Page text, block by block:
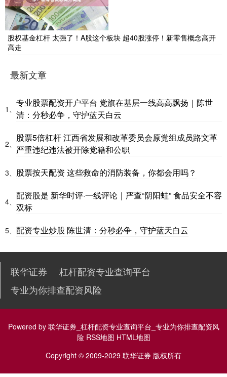
股权基金杠杆 太强了！A股这个板块 超40股涨停！新零售概念高开
高走
最新文章
1、
专业股票配资开户平台 党旗在基层一线高高飘扬｜陈世
清：分秒必争，守护蓝天白云
2、
股票5倍杠杆 江西省发展和改革委员会原党组成员路文革
严重违纪违法被开除党籍和公职
3、 股票按天配资 这些救命的消防装备，你都会用吗？
4、
配资股是 新华时评·一线评论｜严查“阴阳蛙” 食品安全不容
双标
5、 配资专业炒股 陈世清：分秒必争，守护蓝天白云
联华证券
杠杆配资专业查询平台
专业为你排查配资风险
Powered by 联华证券_杠杆配资专业查询平台_专业为你排查配资风
险 RSS地图 HTML地图
Copyright © 2009-2029 联华证券 版权所有